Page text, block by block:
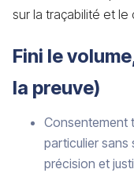
sur la traçabilité et le
Fini le
la preuve)
Consentement
particulier sans
précision et